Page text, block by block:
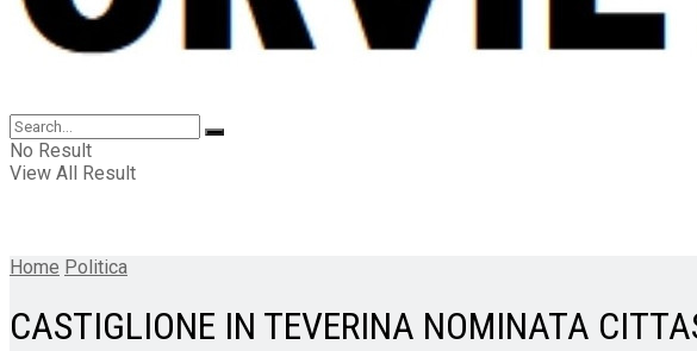
No Result
View All Result
Home Politica
CASTIGLIONE IN TEVERINA NOMINATA